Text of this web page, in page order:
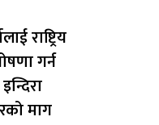
राष्ट्रिय
गर्न
माग